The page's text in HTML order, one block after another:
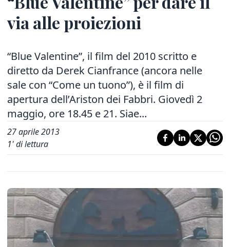
via alle proiezioni
“Blue Valentine”, il film del 2010 scritto e
diretto da Derek Cianfrance (ancora nelle
sale con “Come un tuono”), è il film di
apertura dell’Ariston dei Fabbri. Giovedì 2
maggio, ore 18.45 e 21. Siae...
27 aprile 2013
1' di lettura